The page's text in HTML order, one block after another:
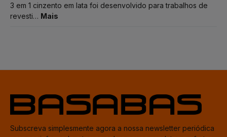
3 em 1 cinzento em lata foi desenvolvido para trabalhos de
revesti… Mais
Subscreva simplesmente agora a nossa newsletter periódica